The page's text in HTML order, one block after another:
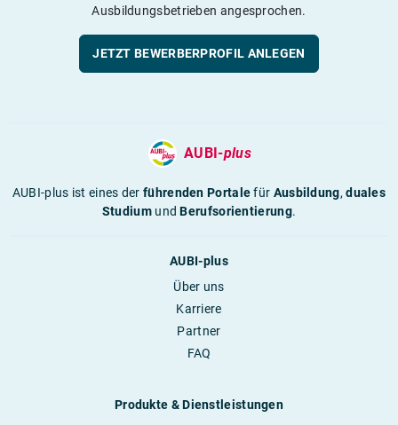
Ausbildungsbetrieben angesprochen.
JETZT BEWERBERPROFIL ANLEGEN
AUBI-plus
AUBI-plus ist eines derführenden Portalefür Ausbildung,duales
StudiumundBerufsorientierung.
AUBI-plus
Über uns
Karriere
Partner
FAQ
Produkte & Dienstleistungen